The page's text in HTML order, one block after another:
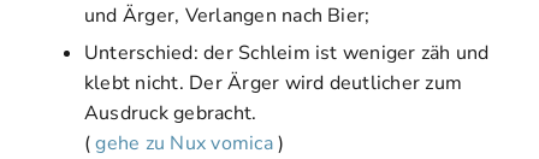
und Ärger, Verlangen nach Bier;
Unterschied: der Schleim ist weniger zäh und
klebt nicht. Der Ärger wird deutlicher zum
Ausdruck gebracht.
(gehe zu Nux vomica)